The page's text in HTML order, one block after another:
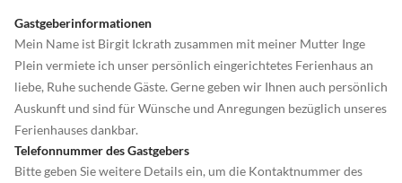
Gastgeberinformationen
Mein Name ist Birgit Ickrath zusammen mit meiner Mutter Inge
Plein vermiete ich unser persönlich eingerichtetes Ferienhaus an
liebe, Ruhe suchende Gäste. Gerne geben wir Ihnen auch persönlich
Auskunft und sind für Wünsche und Anregungen bezüglich unseres
Ferienhauses dankbar.
Telefonnummer des Gastgebers
Bitte geben Sie weitere Details ein, um die Kontaktnummer des